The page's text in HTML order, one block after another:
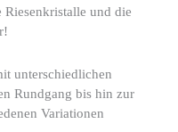
Riesenkristalle und die
unterschiedlichen
Rundgang bis hin zur
Variationen